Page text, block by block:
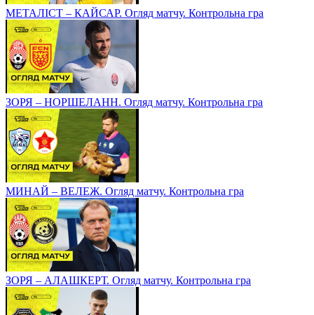
МЕТАЛІСТ – КАЙСАР. Огляд матчу. Контрольна гра
ЗОРЯ – НОРШЕЛАНН. Огляд матчу. Контрольна гра
МИНАЙ – ВЕЛЕЖ. Огляд матчу. Контрольна гра
ЗОРЯ – АЛАШКЕРТ. Огляд матчу. Контрольна гра